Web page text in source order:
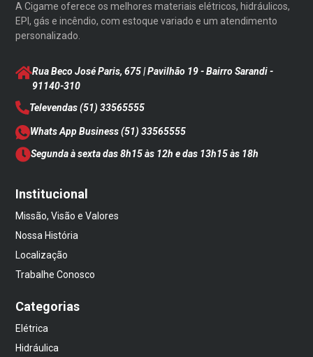
A Cigame oferece os melhores materiais elétricos, hidráulicos,
EPI, gás e incêndio, com estoque variado e um atendimento
personalizado.
Rua Beco José Paris, 675 | Pavilhão 19 - Bairro Sarandi-
91140-310
Televendas(51) 33565555
Whats App Business(51) 33565555
Segunda à sexta das 8h15 às 12h e das 13h15 às 18h
Institucional
Missão, Visão e Valores
Nossa História
Localização
Trabalhe Conosco
Categorias
Elétrica
Hidráulica